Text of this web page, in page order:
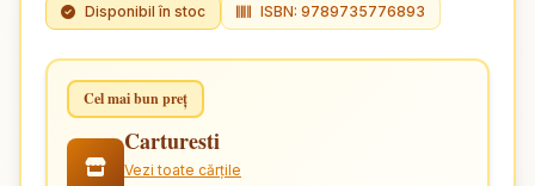
Disponibil în stoc ISBN: 9789735776893
Cel mai bun preț
Carturesti
Vezi toate cărțile